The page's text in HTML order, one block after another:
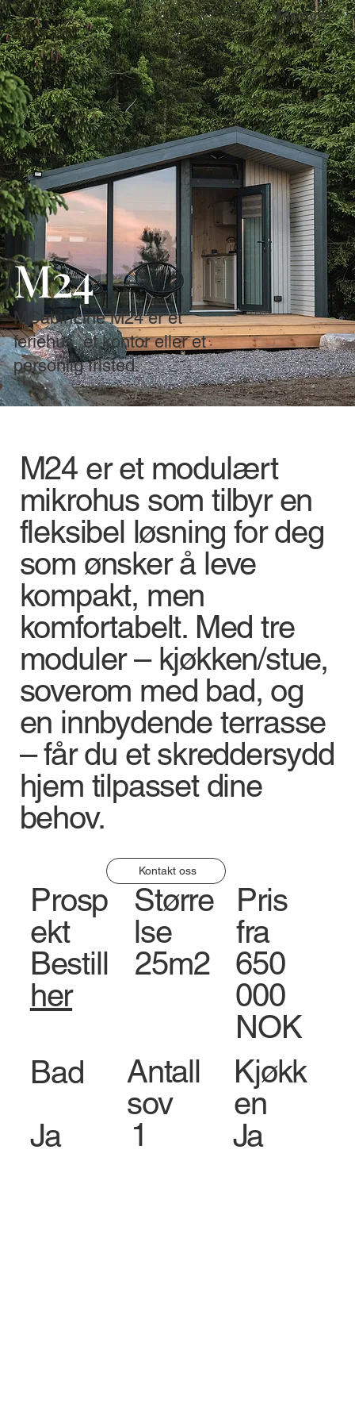
Menye
n
M24
MCabinLine M24 er et
feriehus, et kontor eller et
personlig fristed.
M24 er et modulært
mikrohus som tilbyr en
fleksibel løsning for deg
som ønsker å leve
kompakt, men
komfortabelt. Med tre
moduler – kjøkken/stue,
soverom med bad, og
en innbydende terrasse
– får du et skreddersydd
hjem tilpasset dine
behov.
Kontakt oss
Prosp
ekt
Større
lse
Pris
fra
Bestill
her
25m2
650
000
NOK
Bad
Antall
sov
Kjøkk
en
Ja
1 Ja